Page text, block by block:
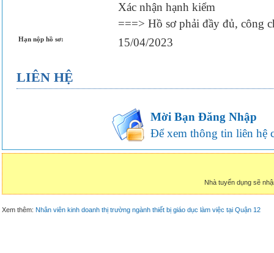
Xác nhận hạnh kiểm
===> Hồ sơ phải đầy đủ, công
Hạn nộp hồ sơ: 15/04/2023
LIÊN HỆ
Mời Bạn Đăng Nhập
Để xem thông tin liên hệ
Nhà tuyển dụng sẽ
Xem thêm: Nhân viên kinh doanh thị trường ngành thiết bị giáo dục làm việc tại Quận 12